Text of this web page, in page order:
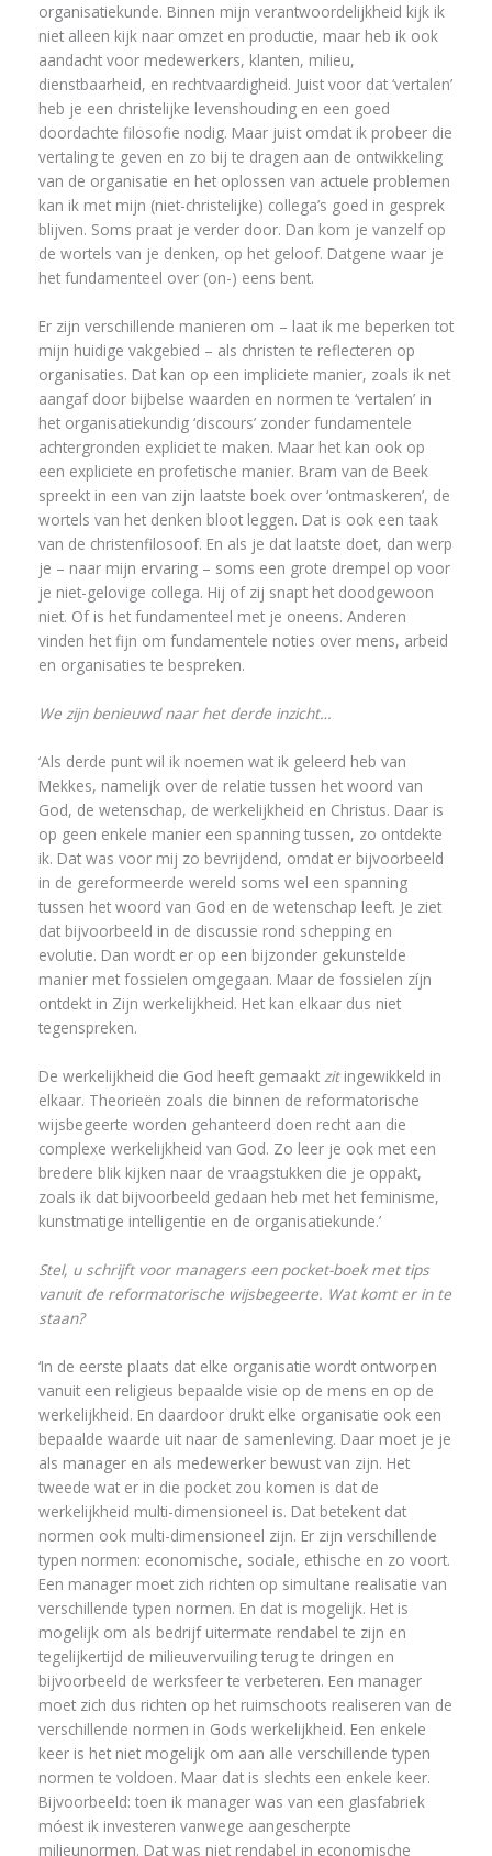
organisatiekunde. Binnen mijn verantwoordelijkheid kijk ik
niet alleen kijk naar omzet en productie, maar heb ik ook
aandacht voor medewerkers, klanten, milieu,
dienstbaarheid, en rechtvaardigheid. Juist voor dat ‘vertalen’
heb je een christelijke levenshouding en een goed
doordachte filosofie nodig. Maar juist omdat ik probeer die
vertaling te geven en zo bij te dragen aan de ontwikkeling
van de organisatie en het oplossen van actuele problemen
kan ik met mijn (niet-christelijke) collega’s goed in gesprek
blijven. Soms praat je verder door. Dan kom je vanzelf op
de wortels van je denken, op het geloof. Datgene waar je
het fundamenteel over (on-) eens bent.
Er zijn verschillende manieren om – laat ik me beperken tot
mijn huidige vakgebied – als christen te reflecteren op
organisaties. Dat kan op een impliciete manier, zoals ik net
aangaf door bijbelse waarden en normen te ‘vertalen’ in
het organisatiekundig ‘discours’ zonder fundamentele
achtergronden expliciet te maken. Maar het kan ook op
een expliciete en profetische manier. Bram van de Beek
spreekt in een van zijn laatste boek over ‘ontmaskeren’, de
wortels van het denken bloot leggen. Dat is ook een taak
van de christenfilosoof. En als je dat laatste doet, dan werp
je – naar mijn ervaring – soms een grote drempel op voor
je niet-gelovige collega. Hij of zij snapt het doodgewoon
niet. Of is het fundamenteel met je oneens. Anderen
vinden het fijn om fundamentele noties over mens, arbeid
en organisaties te bespreken.
We zijn benieuwd naar het derde inzicht…
‘Als derde punt wil ik noemen wat ik geleerd heb van
Mekkes, namelijk over de relatie tussen het woord van
God, de wetenschap, de werkelijkheid en Christus. Daar is
op geen enkele manier een spanning tussen, zo ontdekte
ik. Dat was voor mij zo bevrijdend, omdat er bijvoorbeeld
in de gereformeerde wereld soms wel een spanning
tussen het woord van God en de wetenschap leeft. Je ziet
dat bijvoorbeeld in de discussie rond schepping en
evolutie. Dan wordt er op een bijzonder gekunstelde
manier met fossielen omgegaan. Maar de fossielen zíjn
ontdekt in Zijn werkelijkheid. Het kan elkaar dus niet
tegenspreken.
De werkelijkheid die God heeft gemaakt zitingewikkeld in
elkaar. Theorieën zoals die binnen de reformatorische
wijsbegeerte worden gehanteerd doen recht aan die
complexe werkelijkheid van God. Zo leer je ook met een
bredere blik kijken naar de vraagstukken die je oppakt,
zoals ik dat bijvoorbeeld gedaan heb met het feminisme,
kunstmatige intelligentie en de organisatiekunde.’
Stel, u schrijft voor managers een pocket-boek met tips
vanuit de reformatorische wijsbegeerte. Wat komt er in te
staan?
‘In de eerste plaats dat elke organisatie wordt ontworpen
vanuit een religieus bepaalde visie op de mens en op de
werkelijkheid. En daardoor drukt elke organisatie ook een
bepaalde waarde uit naar de samenleving. Daar moet je je
als manager en als medewerker bewust van zijn. Het
tweede wat er in die pocket zou komen is dat de
werkelijkheid multi-dimensioneel is. Dat betekent dat
normen ook multi-dimensioneel zijn. Er zijn verschillende
typen normen: economische, sociale, ethische en zo voort.
Een manager moet zich richten op simultane realisatie van
verschillende typen normen. En dat is mogelijk. Het is
mogelijk om als bedrijf uitermate rendabel te zijn en
tegelijkertijd de milieuvervuiling terug te dringen en
bijvoorbeeld de werksfeer te verbeteren. Een manager
moet zich dus richten op het ruimschoots realiseren van de
verschillende normen in Gods werkelijkheid. Een enkele
keer is het niet mogelijk om aan alle verschillende typen
normen te voldoen. Maar dat is slechts een enkele keer.
Bijvoorbeeld: toen ik manager was van een glasfabriek
móest ik investeren vanwege aangescherpte
milieunormen. Dat was niet rendabel in economische